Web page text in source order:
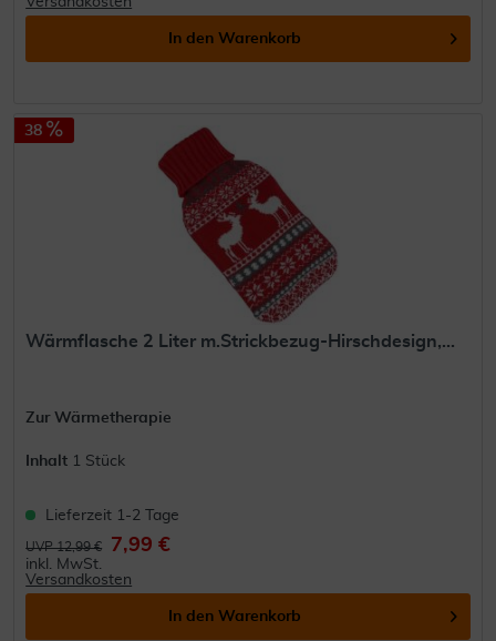
In den Warenkorb
38
Wärmflasche 2 Liter m.Strickbezug-Hirschdesign,...
Zur Wärmetherapie
Inhalt 1 Stück
Lieferzeit 1-2 Tage
UVP 12,99 € 7,99 €
inkl. MwSt.
Versandkosten
In den Warenkorb